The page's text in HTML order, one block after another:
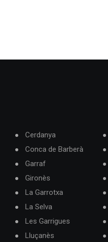
Cerdanya
Conca de Barberà
Garraf
Gironès
La Garrotxa
La Selva
Les Garrigues
Lluçanès